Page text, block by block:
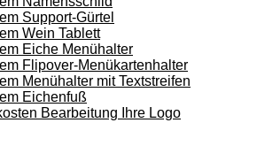
Support-Gürtel
Wein Tablett
Eiche Menühalter
Flipover-Menükartenhalter
Menühalter mit Textstreifen
Eichenfuß
Bearbeitung Ihre Logo